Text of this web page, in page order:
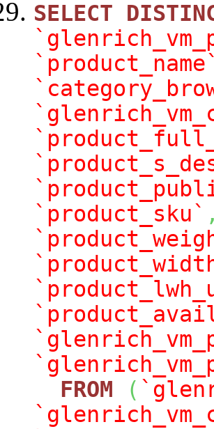
SELECT
`product_name`
`product_sku` ,
FROM
(